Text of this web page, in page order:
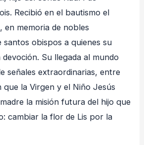
Recibió en el bautismo el
en memoria de nobles
santos obispos a quienes su
Su llegada al mundo
señales extraordinarias, entre
que la Virgen y el Niño Jesús
la misión futura del hijo que
cambiar la flor de Lis por la